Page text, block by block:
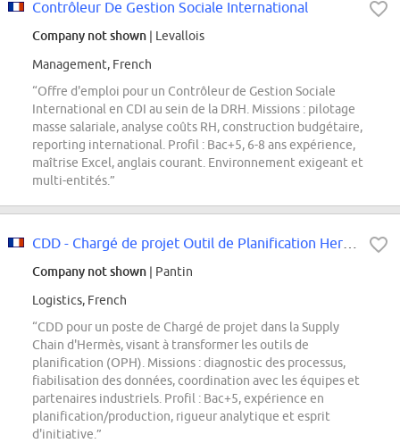
Contrôleur De Gestion Sociale International
Company not shown | Levallois
Management, French
“Offre d'emploi pour un Contrôleur de Gestion Sociale
International en CDI au sein de la DRH. Missions : pilotage
masse salariale, analyse coûts RH, construction budgétaire,
reporting international. Profil : Bac+5, 6-8 ans expérience,
maîtrise Excel, anglais courant. Environnement exigeant et
multi-entités.”
Company not shown | Pantin
Logistics, French
“CDD pour un poste de Chargé de projet dans la Supply
Chain d'Hermès, visant à transformer les outils de
planification (OPH). Missions : diagnostic des processus,
fiabilisation des données, coordination avec les équipes et
partenaires industriels. Profil : Bac+5, expérience en
planification/production, rigueur analytique et esprit
d'initiative.”